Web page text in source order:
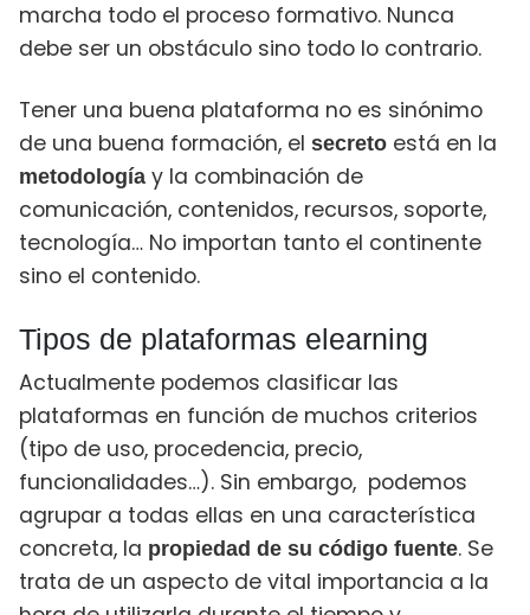
marcha todo el proceso formativo. Nunca
debe ser un obstáculo sino todo lo contrario.
Tener una buena plataforma no es sinónimo
de una buena formación, el secreto está en la
metodología y la combinación de
comunicación, contenidos, recursos, soporte,
tecnología… No importan tanto el continente
sino el contenido.
Tipos de plataformas elearning
Actualmente podemos clasificar las
plataformas en función de muchos criterios
(tipo de uso, procedencia, precio,
funcionalidades…). Sin embargo, podemos
agrupar a todas ellas en una característica
concreta, la propiedad de su código fuente. Se
trata de un aspecto de vital importancia a la